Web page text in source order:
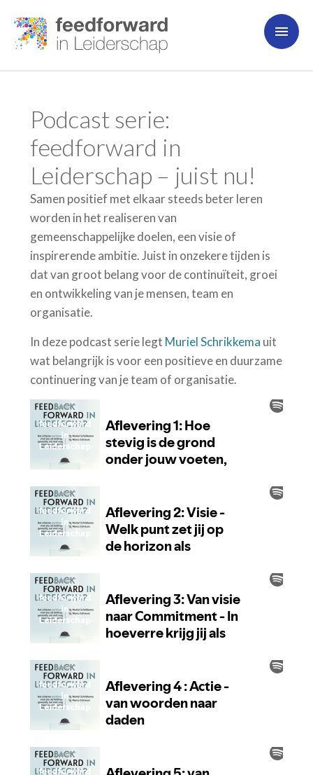
Podcast serie:
feedforward in
Leiderschap – juist nu!
Samen positief met elkaar steeds beter leren
worden in het realiseren van
gemeenschappelijke doelen, een visie of
inspirerende ambitie. Juist in onzekere tijden is
dat van groot belang voor de continuïteit, groei
en ontwikkeling van je mensen, team en
organisatie.
In deze podcast serie legt Muriel Schrikkema uit
wat belangrijk is voor een positieve en duurzame
continuering van je team of organisatie.